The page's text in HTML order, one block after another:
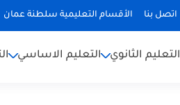
اتصل بنا الأقسام التعليمية سلطنة عمان
التعليم الثانوي التعليم الاساسي